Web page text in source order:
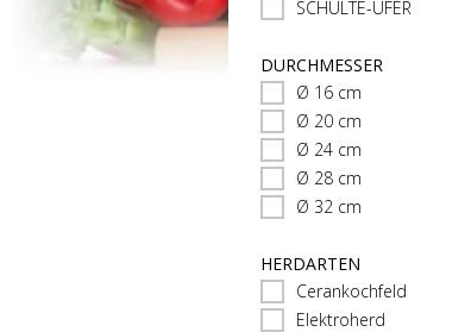
SCHULTE-UFER
DURCHMESSER
Ø 16 cm
Ø 20 cm
Ø 24 cm
Ø 28 cm
Ø 32 cm
HERDARTEN
Cerankochfeld
Elektroherd